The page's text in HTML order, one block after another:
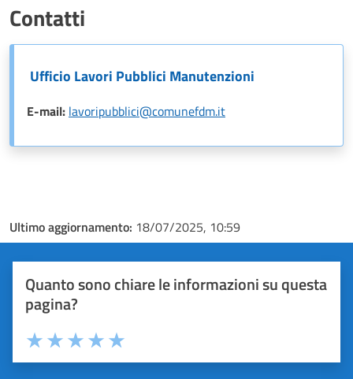
Contatti
Ufficio Lavori Pubblici Manutenzioni
E-mail: lavoripubblici@comunefdm.it
Ultimo aggiornamento: 18/07/2025, 10:59
Quanto sono chiare le informazioni su questa
pagina?
Valuta 5 stelle su 5
Valuta 4 stelle su 5
Valuta 3 stelle su 5
Valuta 2 stelle su 5
Valuta 1 stelle su 5